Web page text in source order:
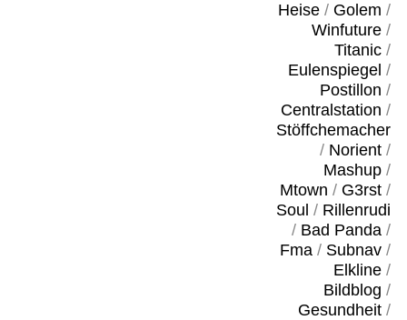
Heise/ Golem /
Winfuture/
Titanic/
Eulenspiegel /
Postillon /
Centralstation /
Stöffchemacher
/ Norient/
Mashup/
Mtown / G3rst/
Soul / Rillenrudi
/ Bad Panda/
Fma/ Subnav/
Elkline/
Bildblog /
Gesundheit/